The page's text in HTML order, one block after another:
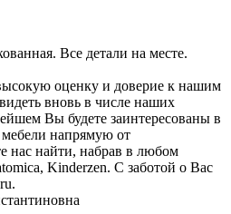
Все детали на месте.
оценку и доверие к нашим
вновь в числе наших
Вы будете заинтересованы в
мебели напрямую от
нас найти, набрав в любом
Kinderzen. С заботой о Вас